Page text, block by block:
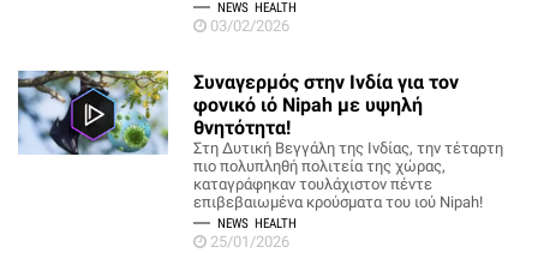
NEWS HEALTH
03/02/2026
Συναγερμός στην Ινδία για τον
φονικό ιό Nipah με υψηλή
θνητότητα!
Στη Δυτική Βεγγάλη της Ινδίας, την τέταρτη
πιο πολυπληθή πολιτεία της χώρας,
καταγράφηκαν τουλάχιστον πέντε
επιβεβαιωμένα κρούσματα του ιού Nipah!
NEWS HEALTH
25/01/2026